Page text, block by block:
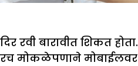
रवी बारावीत शिकत
मोकळेपणाने